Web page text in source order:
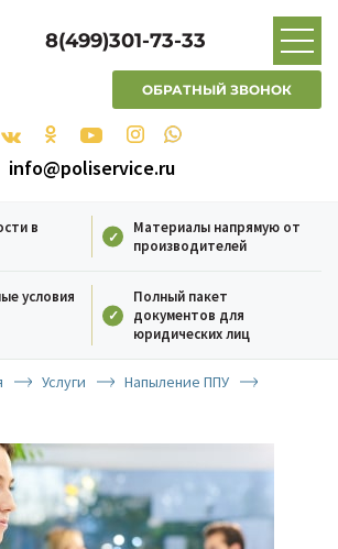
8(499)301-73-33
ОБРАТНЫЙ ЗВОНОК
info@poliservice.ru
в
Материалы напрямую от
производителей
условия
Полный пакет
документов для
юридических лиц
Услуги
Напыление ППУ